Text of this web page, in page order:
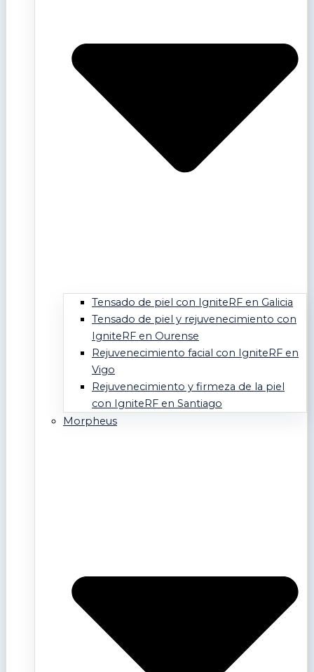
Tensado de piel con IgniteRF en Galicia
Tensado de piel y rejuvenecimiento con
IgniteRF en Ourense
Rejuvenecimiento facial con IgniteRF en
Vigo
Rejuvenecimiento y firmeza de la piel
con IgniteRF en Santiago
Morpheus